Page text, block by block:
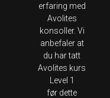
erfaring med
Avolites
konsoller. Vi
anbefaler at
du har tatt
Avolites kurs
Level 1
før dette